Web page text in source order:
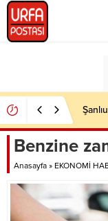
Benzine
Anasayfa » EKONOMİ